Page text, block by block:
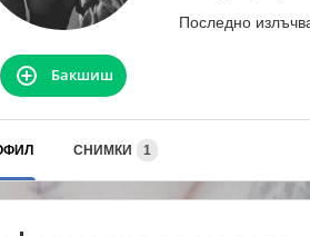
Последно
Бакшиш
СНИМКИ 1